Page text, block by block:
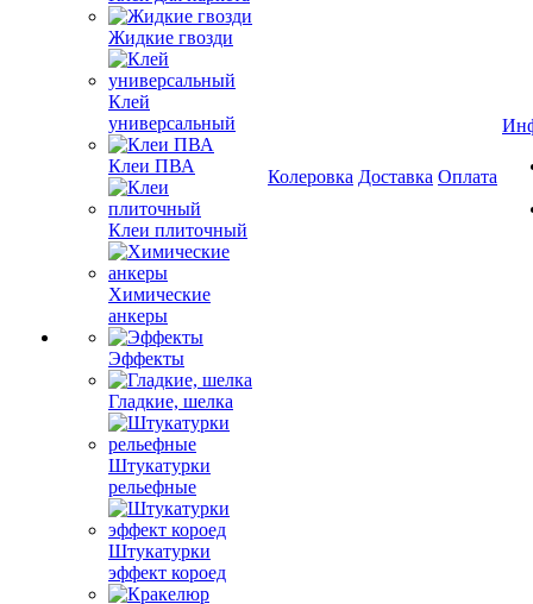
Жидкие гвозди
Клей
универсальный
Клеи ПВА
Клеи плиточный
Химические
анкеры
Эффекты
Гладкие, шелка
Штукатурки
рельефные
Штукатурки
эффект короед
Колеровка Доставка Оплата